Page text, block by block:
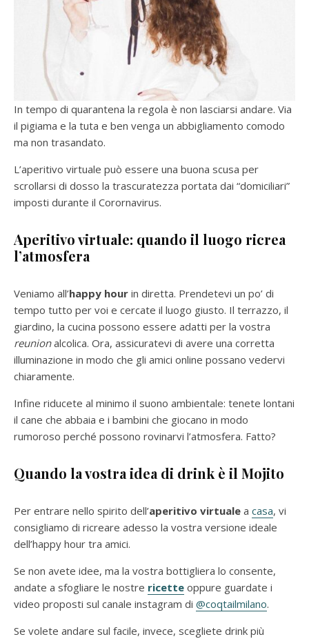
In tempo di quarantena la regola è non lasciarsi andare. Via
il pigiama e la tuta e ben venga un abbigliamento comodo
ma non trasandato.
L’aperitivo virtuale può essere una buona scusa per
scrollarsi di dosso la trascuratezza portata dai “domiciliari”
imposti durante il Corornavirus.
Aperitivo virtuale: quando il luogo ricrea
l’atmosfera
Veniamo all’happy hour in diretta. Prendetevi un po’ di
tempo tutto per voi e cercate il luogo giusto. Il terrazzo, il
giardino, la cucina possono essere adatti per la vostra
reunionalcolica. Ora, assicuratevi di avere una corretta
illuminazione in modo che gli amici online possano vedervi
chiaramente.
Infine riducete al minimo il suono ambientale: tenete lontani
il cane che abbaia e i bambini che giocano in modo
rumoroso perché possono rovinarvi l’atmosfera. Fatto?
Quando la vostra idea di drink è il Mojito
Per entrare nello spirito dell’aperitivo virtuale a casa, vi
consigliamo di ricreare adesso la vostra versione ideale
dell’happy hour tra amici.
Se non avete idee, ma la vostra bottigliera lo consente,
andate a sfogliare le nostre ricette oppure guardate i
video proposti sul canale instagram di @coqtailmilano.
Se volete andare sul facile, invece, scegliete drink più